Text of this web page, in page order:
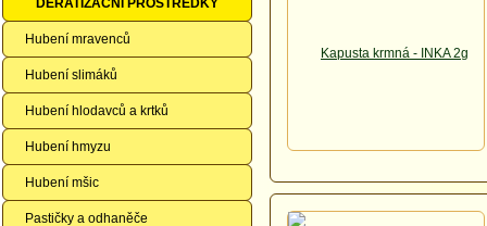
DERATIZAČNÍ PROSTŘEDKY
Hubení mravenců
Hubení slimáků
Hubení hlodavců a krtků
Hubení hmyzu
Hubení mšic
Pastičky a odhaněče